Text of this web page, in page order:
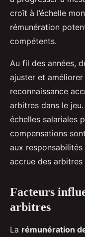
croît à l’échelle
rémunération
compétents.
Au fil des années,
ajuster et
reconnaissance
arbitres dans le
échelles salariales
compensations
aux
accrue des arbitres
Facteurs
arbitres
La rémunération